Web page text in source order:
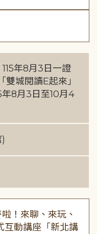
年8月3日一證
城閱讀E起來」
年8月3日至10月4
！來聊、來玩、
互動講座「新北講